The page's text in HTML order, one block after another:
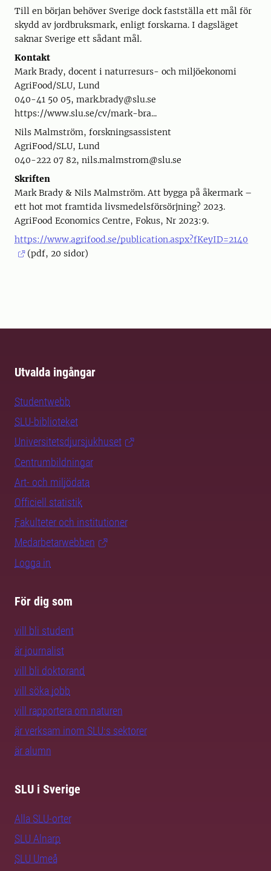
Till en början behöver Sverige dock fastställa ett mål för
skydd av jordbruksmark, enligt forskarna. I dagsläget
saknar Sverige ett sådant mål.
Kontakt
Mark Brady, docent i naturresurs- och miljöekonomi
AgriFood/SLU, Lund
040-41 50 05, mark.brady@slu.se
https://www.slu.se/cv/mark-bra...
Nils Malmström, forskningsassistent
AgriFood/SLU, Lund
040-222 07 82, nils.malmstrom@slu.se
Skriften
Mark Brady & Nils Malmström. Att bygga på åkermark –
ett hot mot framtida livsmedelsförsörjning? 2023.
AgriFood Economics Centre, Fokus, Nr 2023:9.
https://www.agrifood.se/publication.aspx?fKeyID=2140
(pdf, 20 sidor)
Utvalda ingångar
Studentwebb
SLU-biblioteket
Universitetsdjursjukhuset
Centrumbildningar
Art- och miljödata
Officiell statistik
Fakulteter och institutioner
Medarbetarwebben
Logga in
För dig som
vill bli student
är journalist
vill bli doktorand
vill söka jobb
vill rapportera om naturen
är verksam inom SLU:s sektorer
är alumn
SLU i Sverige
Alla SLU-orter
SLU Alnarp
SLU Umeå